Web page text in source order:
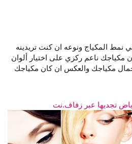
المكياج ونوعه ان كنت تريدينه
مكياجك ناعم ركزي على اختيار ألوان
مكياجك والعكس ان كان مكياجك
تجديها عبر زفاف.نت